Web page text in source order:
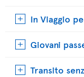
In Viaggio
Giovani
Transito